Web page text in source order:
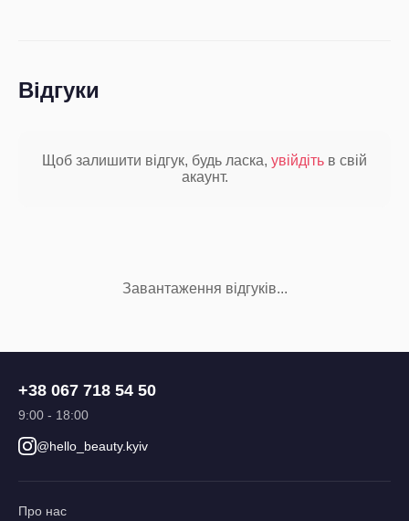
Відгуки
Щоб залишити відгук, будь ласка, увійдіть в свій
акаунт.
Завантаження відгуків...
+38 067 718 54 50
9:00 - 18:00
@hello_beauty.kyiv
Про нас